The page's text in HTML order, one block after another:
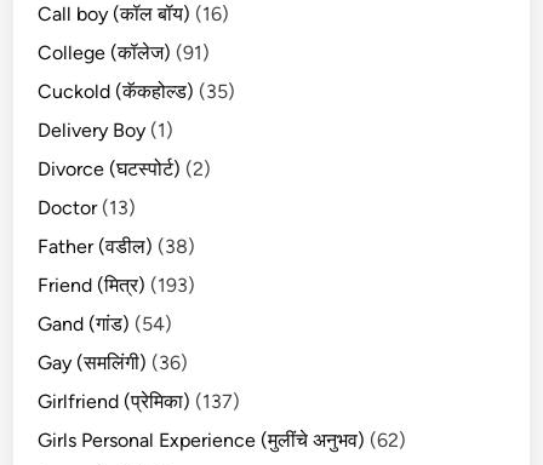
Call boy (कॉल बॉय) (16)
College (कॉलेज) (91)
Cuckold (कॅकहोल्ड) (35)
Delivery Boy (1)
Divorce (घटस्पोर्ट) (2)
Doctor(13)
Father (वडील) (38)
Friend (मित्र) (193)
Gand (गांड) (54)
Gay (समलिंगी) (36)
Girlfriend (प्रेमिका) (137)
Girls Personal Experience (मुलींचे अनुभव) (62)